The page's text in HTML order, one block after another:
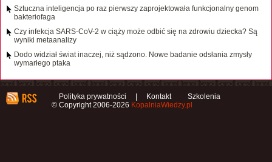
Sztuczna inteligencja po raz pierwszy zaprojektowała funkcjonalny genom
bakteriofaga
Czy infekcja SARS-CoV-2 w ciąży może odbić się na zdrowiu dziecka? Są
wyniki metaanalizy
Dodo widział świat inaczej, niż sądzono. Nowe badanie odsłania zmysły
wymarłego ptaka
Polityka prywatności Kontakt
Szkolenia
© Copyright 2006-2026 KopalniaWiedzy.pl